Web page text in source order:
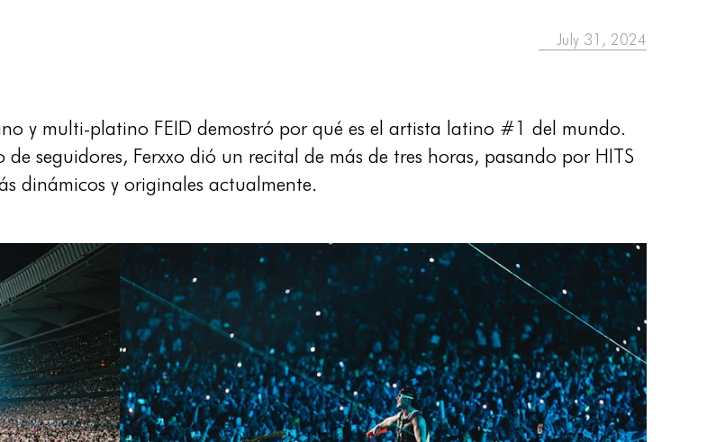
July 31, 2024
y multi-platino FEID demostró por qué es el artista latino #1 del mundo.
seguidores, Ferxxo dió un recital de más de tres horas, pasando por HITS
dinámicos y originales actualmente.